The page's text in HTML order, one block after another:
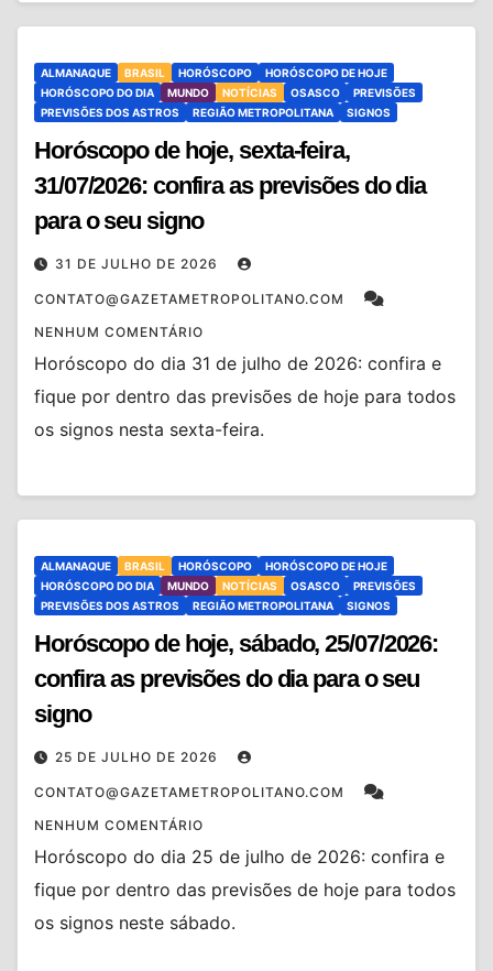
ALMANAQUE BRASIL HORÓSCOPO
HORÓSCOPO DE HOJE
HORÓSCOPO DO DIA
MUNDO NOTÍCIAS OSASCO
PREVISÕES
PREVISÕES DOS ASTROS
REGIÃO METROPOLITANA SIGNOS
Horóscopo de hoje, sexta-feira,
31/07/2026: confira as previsões do dia
para o seu signo
31 DE JULHO DE 2026
CONTATO@GAZETAMETROPOLITANO.COM
NENHUM COMENTÁRIO
Horóscopo do dia 31 de julho de 2026: confira e
fique por dentro das previsões de hoje para todos
os signos nesta sexta-feira.
ALMANAQUE BRASIL HORÓSCOPO
HORÓSCOPO DE HOJE
HORÓSCOPO DO DIA
MUNDO NOTÍCIAS OSASCO
PREVISÕES
PREVISÕES DOS ASTROS
REGIÃO METROPOLITANA SIGNOS
Horóscopo de hoje, sábado, 25/07/2026:
confira as previsões do dia para o seu
signo
25 DE JULHO DE 2026
CONTATO@GAZETAMETROPOLITANO.COM
NENHUM COMENTÁRIO
Horóscopo do dia 25 de julho de 2026: confira e
fique por dentro das previsões de hoje para todos
os signos neste sábado.